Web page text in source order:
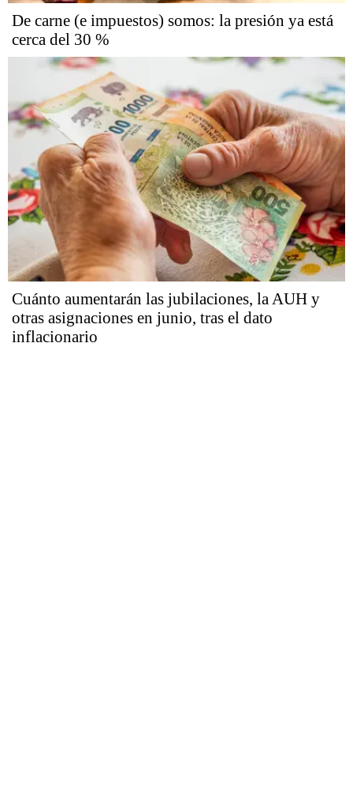
De carne (e impuestos) somos: la presión ya está
cerca del 30 %
Cuánto aumentarán las jubilaciones, la AUH y
otras asignaciones en junio, tras el dato
inflacionario